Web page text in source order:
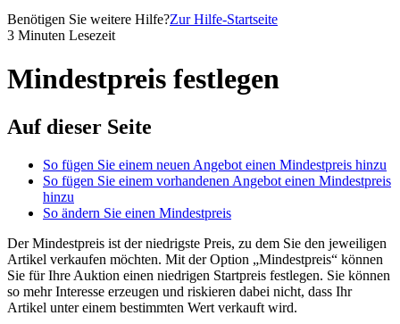
Benötigen Sie weitere Hilfe?Zur Hilfe-Startseite
3 Minuten Lesezeit
Mindestpreis festlegen
Auf dieser Seite
So fügen Sie einem neuen Angebot einen Mindestpreis hinzu
So fügen Sie einem vorhandenen Angebot einen Mindestpreis
hinzu
So ändern Sie einen Mindestpreis
Der Mindestpreis ist der niedrigste Preis, zu dem Sie den jeweiligen
Artikel verkaufen möchten. Mit der Option „Mindestpreis“ können
Sie für Ihre Auktion einen niedrigen Startpreis festlegen. Sie können
so mehr Interesse erzeugen und riskieren dabei nicht, dass Ihr
Artikel unter einem bestimmten Wert verkauft wird.